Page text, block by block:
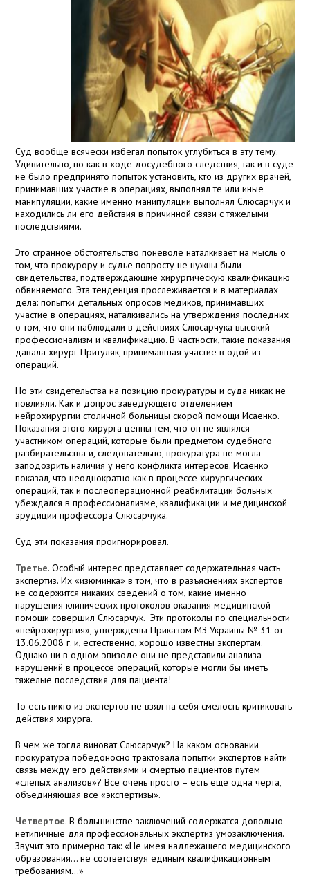
Суд вообще всячески избегал попыток углубиться в эту тему.
Удивительно, но как в ходе досудебного следствия, так и в суде
не было предпринято попыток установить, кто из других врачей,
принимавших участие в операциях, выполнял те или иные
манипуляции, какие именно манипуляции выполнял Слюсарчук и
находились ли его действия в причинной связи с тяжелыми
последствиями.
Это странное обстоятельство поневоле наталкивает на мысль о
том, что прокурору и судье попросту не нужны были
свидетельства, подтверждающие хирургическую квалификацию
обвиняемого. Эта тенденция прослеживается и в материалах
дела: попытки детальных опросов медиков, принимавших
участие в операциях, наталкивались на утверждения последних
о том, что они наблюдали в действиях Слюсарчука высокий
профессионализм и квалификацию. В частности, такие показания
давала хирург Притуляк, принимавшая участие в одой из
операций.
Но эти свидетельства на позицию прокуратуры и суда никак не
повлияли. Как и допрос заведующего отделением
нейрохирургии столичной больницы скорой помощи Исаенко.
Показания этого хирурга ценны тем, что он не являлся
участником операций, которые были предметом судебного
разбирательства и, следовательно, прокуратура не могла
заподозрить наличия у него конфликта интересов. Исаенко
показал, что неоднократно как в процессе хирургических
операций, так и послеоперационной реабилитации больных
убеждался в профессионализме, квалификации и медицинской
эрудиции профессора Слюсарчука.
Суд эти показания проигнорировал.
Третье. Особый интерес представляет содержательная часть
экспертиз. Их «изюминка» в том, что в разъяснениях экспертов
не содержится никаких сведений о том, какие именно
нарушения клинических протоколов оказания медицинской
помощи совершил Слюсарчук. Эти протоколы по специальности
«нейрохирургия», утверждены Приказом МЗ Украины № 31 от
13.06.2008 г. и, естественно, хорошо известны экспертам.
Однако ни в одном эпизоде они не представили анализа
нарушений в процессе операций, которые могли бы иметь
тяжелые последствия для пациента!
То есть никто из экспертов не взял на себя смелость критиковать
действия хирурга.
В чем же тогда виноват Слюсарчук? На каком основании
прокуратура победоносно трактовала попытки экспертов найти
связь между его действиями и смертью пациентов путем
«слепых анализов»? Все очень просто – есть еще одна черта,
объединяющая все «экспертизы».
Четвертое. В большинстве заключений содержатся довольно
нетипичные для профессиональных экспертиз умозаключения.
Звучит это примерно так: «Не имея надлежащего медицинского
образования… не соответствуя единым квалификационным
требованиям…»